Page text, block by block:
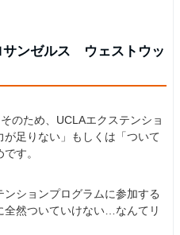
サンゼルス ウェストウッ
のため、UCLAエクステンショ
足りない」もしくは「ついて
す。
ションプログラムに参加する
全然ついていけない…なんてリ